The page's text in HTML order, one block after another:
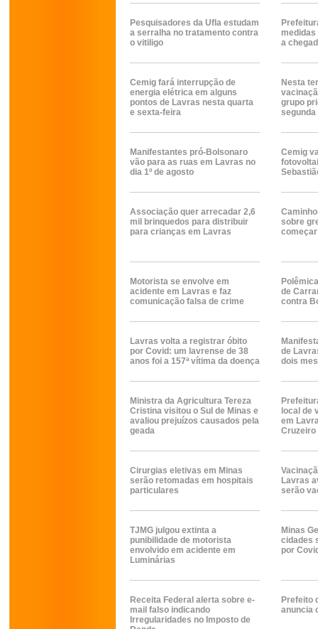
Pesquisadores da Ufla estudam
a serralha no tratamento contra
o vitiligo
a
Cemig fará interrupção de
energia elétrica em alguns
pontos de Lavras nesta quarta
e sexta-feira
Nesta
grupo
segunda
Manifestantes pró-Bolsonaro
vão para as ruas em Lavras no
dia 1º de agosto
Cemig
Associação quer arrecadar 2,6
mil brinquedos para distribuir
para crianças em Lavras
sobre
Motorista se envolve em
acidente em Lavras e faz
comunicação falsa de crime
de
contra
Lavras volta a registrar óbito
por Covid: um lavrense de 38
anos foi a 157ª vítima da doença
de
dois
Ministra da Agricultura Tereza
Cristina visitou o Sul de Minas e
avaliou prejuízos causados pela
geada
local de
em
Cruzeiro
Cirurgias eletivas em Minas
serão retomadas em hospitais
particulares
Lavras
serão
TJMG julgou extinta a
punibilidade de motorista
envolvido em acidente em
Luminárias
Minas
cidades
por
Receita Federal alerta sobre e-
mail falso indicando
Irregularidades no Imposto de
Prefeito
anuncia